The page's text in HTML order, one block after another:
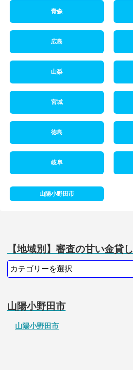
青森
広島
山梨
宮城
徳島
岐阜
山陽小野田市
【地域別】審査の甘い金貸し
山陽小野田市
山陽小野田市